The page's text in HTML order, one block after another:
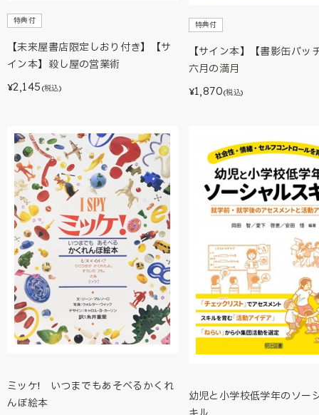
特典付
【未来屋書店限定しおり付き】【サ
イン本】殺し屋の営業術
¥2,145 (税込)
特典付
【サイン本】【書影缶バッ
六月の満月
¥1,870(税込)
ミッケ! いつまでもあそべるかくれ
んぼ絵本
幼児と小学校低学年のソー